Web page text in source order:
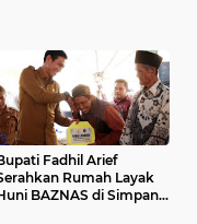
Fadhil Arief
Rumah Layak
BAZNAS di Simpang